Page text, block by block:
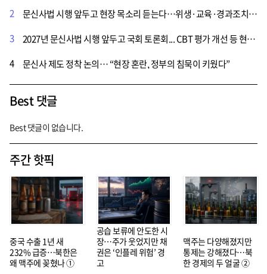
2
문신사법 시행 앞두고 현장 목소리 듣는다…위생·교육·경과조치 쟁점
3
2027년 문신사법 시행 앞두고 국회 토론회... CBT 평가 개선 등 현장 맞춤형 제언 쏟아져
4
문신사 제도 정착 논의… “현장 혼란, 정부의 침묵이 키웠다”
Best 댓글
Best 댓글이 없습니다.
주간 핫픽
중국 수출 1년 새
232% 급증…북한은
왜 맥주에 꽂혔나 ①
공습 보류에 안도한 시
장…주가 웃었지만 채
권은 ‘인플레 위험’ 경
고
맥주는 다양해졌지만
통제는 강해졌다…북
한 경제의 두 얼굴 ②